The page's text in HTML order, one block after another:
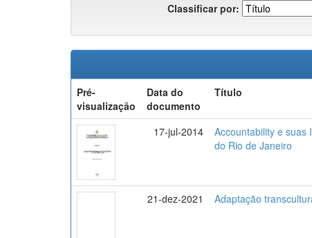
Classificar por:
Pré-
visualização
Data do
documento
Título
17-jul-2014
Accountability e suas
do Rio de Janeiro
21-dez-2021 Adaptação